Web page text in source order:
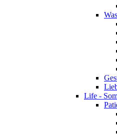
Life -